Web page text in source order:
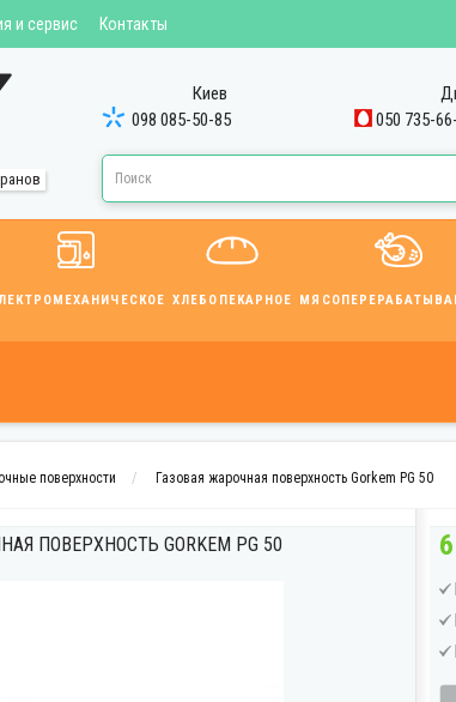
и сервис Контакты
Киев
098 085-50-85
050 735-
ХЛЕБОПЕКАРНОЕ
поверхности Газовая жарочная поверхность Gorkem PG 50
ПОВЕРХНОСТЬ GORKEM PG 50